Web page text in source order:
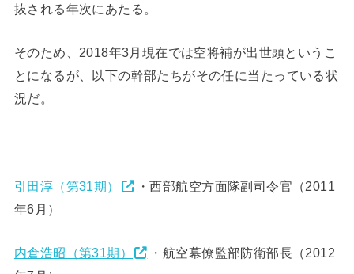
抜される年次にあたる。
そのため、2018年3月現在では空将補が出世頭というこ
とになるが、以下の幹部たちがその任に当たっている状
況だ。
引田淳（第31期）
・西部航空方面隊副司令官（2011
年6月）
内倉浩昭（第31期）
・航空幕僚監部防衛部長（2012